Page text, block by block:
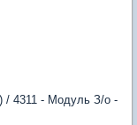
/ 4311 - Модуль З/о -